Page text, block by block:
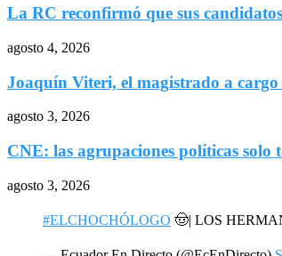
La RC reconfirmó que sus
agosto 4, 2026
Joaquín Viteri, el magistrado a
agosto 3, 2026
CNE: las agrupaciones políticas
agosto 3, 2026
#ELCHOCHÓLOGO 🤠| LOS